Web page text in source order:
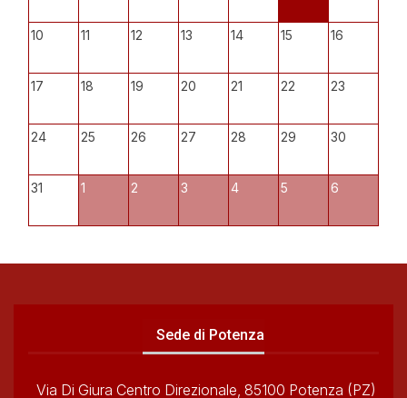
10 11 12 13 14 15 16
17 18 19 20 21 22 23
24 25 26 27 28 29 30
31 1 2 3 4 5 6
Sede di Potenza
Via Di Giura Centro Direzionale, 85100 Potenza (PZ)